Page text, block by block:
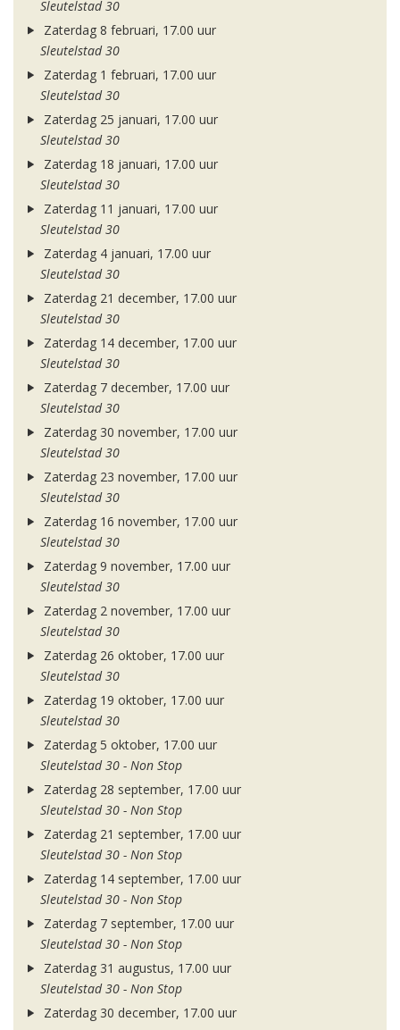
Sleutelstad 30
Zaterdag 8 februari, 17.00 uur
Sleutelstad 30
Zaterdag 1 februari, 17.00 uur
Sleutelstad 30
Zaterdag 25 januari, 17.00 uur
Sleutelstad 30
Zaterdag 18 januari, 17.00 uur
Sleutelstad 30
Zaterdag 11 januari, 17.00 uur
Sleutelstad 30
Zaterdag 4 januari, 17.00 uur
Sleutelstad 30
Zaterdag 21 december, 17.00 uur
Sleutelstad 30
Zaterdag 14 december, 17.00 uur
Sleutelstad 30
Zaterdag 7 december, 17.00 uur
Sleutelstad 30
Zaterdag 30 november, 17.00 uur
Sleutelstad 30
Zaterdag 23 november, 17.00 uur
Sleutelstad 30
Zaterdag 16 november, 17.00 uur
Sleutelstad 30
Zaterdag 9 november, 17.00 uur
Sleutelstad 30
Zaterdag 2 november, 17.00 uur
Sleutelstad 30
Zaterdag 26 oktober, 17.00 uur
Sleutelstad 30
Zaterdag 19 oktober, 17.00 uur
Sleutelstad 30
Zaterdag 5 oktober, 17.00 uur
Sleutelstad 30 - Non Stop
Zaterdag 28 september, 17.00 uur
Sleutelstad 30 - Non Stop
Zaterdag 21 september, 17.00 uur
Sleutelstad 30 - Non Stop
Zaterdag 14 september, 17.00 uur
Sleutelstad 30 - Non Stop
Zaterdag 7 september, 17.00 uur
Sleutelstad 30 - Non Stop
Zaterdag 31 augustus, 17.00 uur
Sleutelstad 30 - Non Stop
Zaterdag 30 december, 17.00 uur